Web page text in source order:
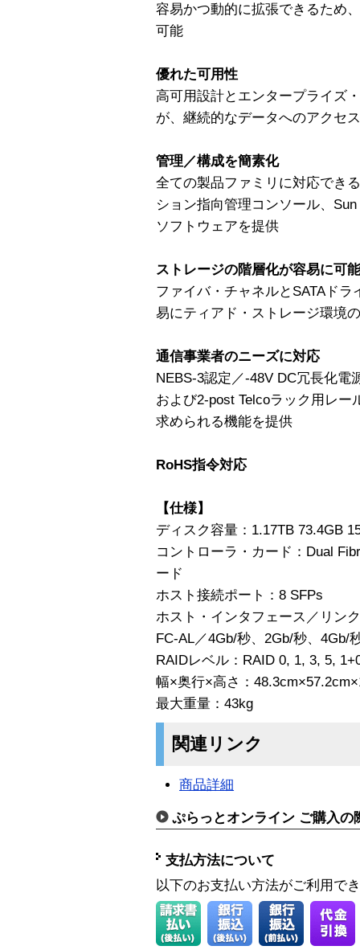
容易かつ動的に拡張できるため
可能
優れた可用性
高可用設計とエンタープライズ
が、継続的なデータへのアクセ
管理／構成を簡素化
全ての製品ファミリに対応でき
ション指向管理コンソール、
ソフトウェアを提供
ストレージの階層化が容易に可能
ファイバ・チャネルとSATAド
易にティアド・ストレージ環境
通信事業者のニーズに対応
NEBS-3認定／-48V DC冗長化電
および2-post Telcoラック用レ
求められる機能を提供
RoHS指令対応
【仕様】
ディスク容量：1.17TB 73.4GB
コントローラ・カード：Dual
ード
ホスト接続ポート：8 SFPs
ホスト・インタフェース／リン
FC-AL／4Gb/秒、2Gb/秒、4Gb/
RAIDレベル：RAID 0, 1, 3, 5,
幅×奥行×高さ：
最大重量：43kg
関連リンク
商品詳細
ぷらっとオンライン ご購入の
支払方法について
以下のお支払い方法がご利用で